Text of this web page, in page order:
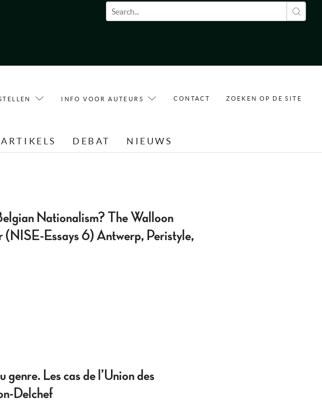
Zoekveld
INFO VOOR AUTEURS CONTACT ZOEKEN OP DE SITE
ARTIKELS DEBAT NIEUWS
Nationalism? The Walloon
Essays 6) Antwerp, Peristyle,
Les cas de l’Union des
Delchef